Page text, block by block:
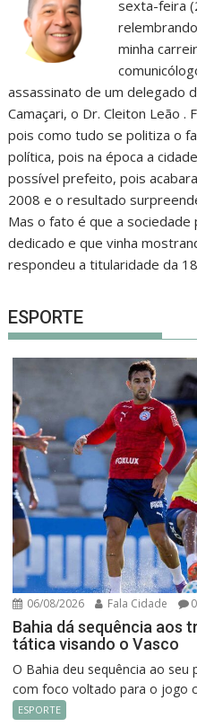
sexta-feira
minha
assassinato de um delegado
Camaçari, o Dr. Cleiton Leão
pois como tudo se politiza o
política, pois na época a
possível prefeito, pois
2008 e o resultado
Mas o fato é que a
dedicado e que vinha
respondeu a titularidade da
ESPORTE
06/08/2026 Fala Cidade 0
Bahia dá sequência aos
tática visando o Vasco
O Bahia deu sequência ao
com foco voltado para o jogo
ESPORTE